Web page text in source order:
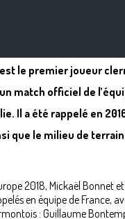
le premier joueur
match officiel de
Il a été rappelé en
que le milieu de
2018, Mickaël Bonnet
en équipe de France,
: Guillaume